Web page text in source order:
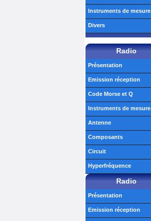
Instruments de mesure
Divers
Radio
Présentation
Emission réception
Code Morse et Q
Instruments de mesure
Antenne
Composants
Circuit
Hyperfréquence
Radio
Présentation
Emission réception